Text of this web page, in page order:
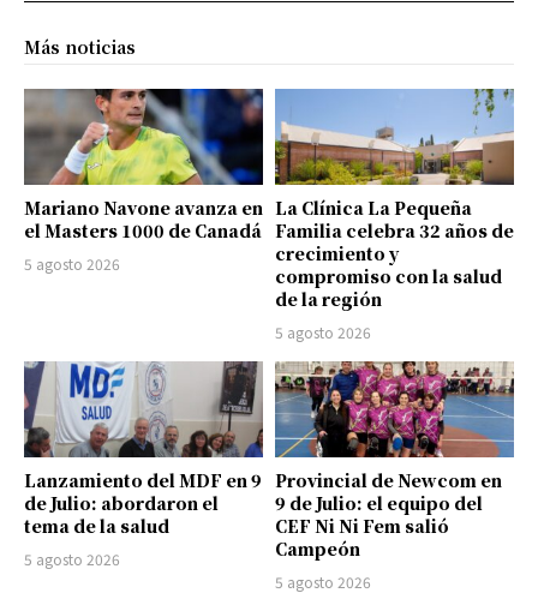
Más noticias
Mariano Navone avanza en
el Masters 1000 de Canadá
5 agosto 2026
La Clínica La Pequeña
Familia celebra 32 años de
crecimiento y
compromiso con la salud
de la región
5 agosto 2026
Lanzamiento del MDF en 9
de Julio: abordaron el
tema de la salud
5 agosto 2026
Provincial de Newcom en
9 de Julio: el equipo del
CEF Ni Ni Fem salió
Campeón
5 agosto 2026